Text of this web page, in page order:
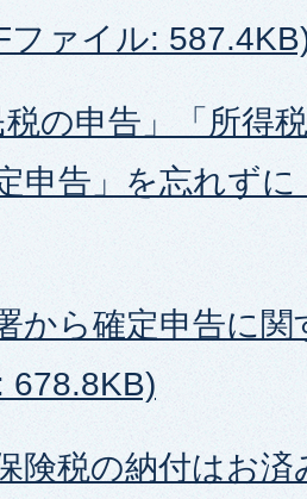
ファイル:
税の申告」「所得
申告」を忘れず
から確定申告に
678.8KB)
険税の納付はお